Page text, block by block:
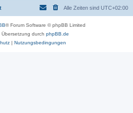
Alle Zeiten sind UTC+02:00
® Forum Software © phpBB Limited
Übersetzung durch phpBB.de
| Nutzungsbedingungen